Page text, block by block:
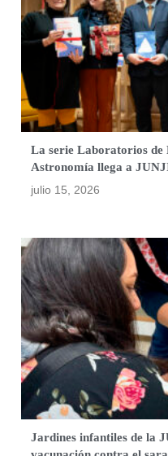
La serie Laboratorios de
Astronomía llega a
julio 15, 2026
Jardines infantiles de la